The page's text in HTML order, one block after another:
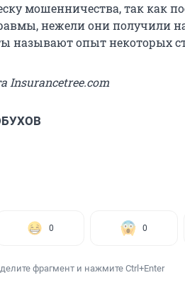
мошенничества, так как
нежели они получили
называют опыт некоторых
Insurancetree.com
0 0
фрагмент и нажмите Ctrl+Enter